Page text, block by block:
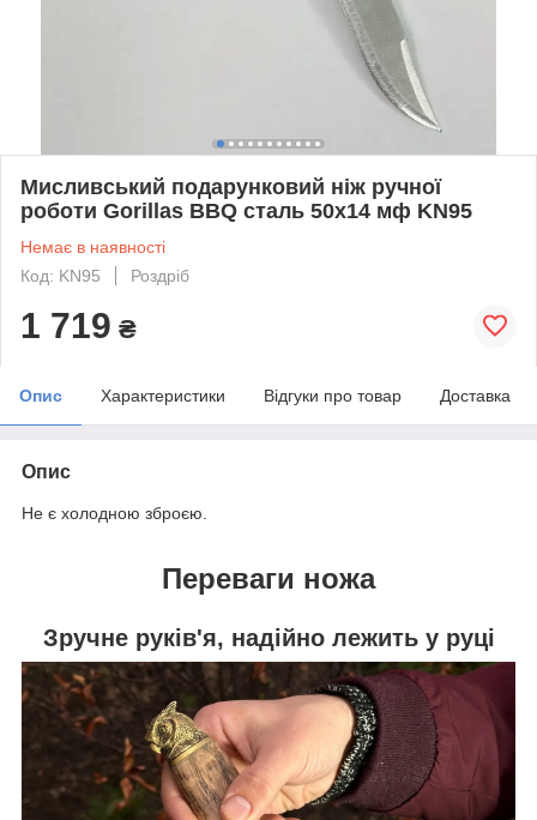
Мисливський подарунковий ніж ручної
роботи Gorillas BBQ сталь 50х14 мф KN95
Немає в наявності
Код: KN95
Роздріб
1 719 ₴
Опис Характеристики Відгуки про товар Доставка
Опис
Не є холодною зброєю.
Переваги ножа
Зручне руків'я, надійно лежить у руці